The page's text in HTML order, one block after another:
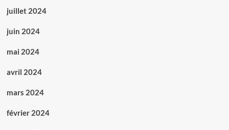
juillet 2024
juin 2024
mai 2024
avril 2024
mars 2024
février 2024